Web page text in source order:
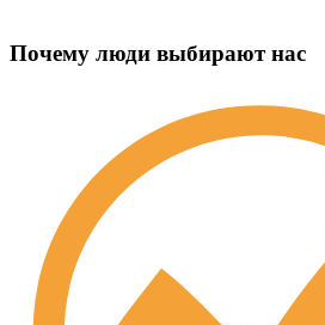
Почему люди выбирают нас